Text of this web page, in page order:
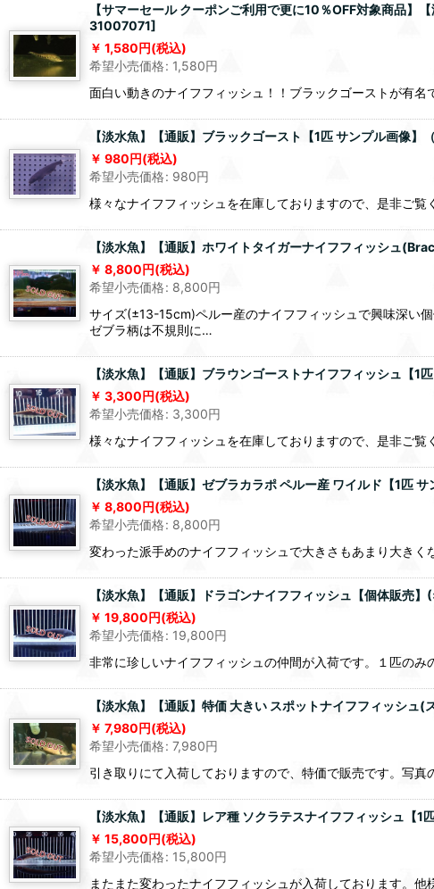
【サマーセール クーポンご利用で更に10％OFF対象商品
31007071]
1,580円(税込)
希望小売価格: 1,580円
面白い動きのナイフフィッシュ！！ブラックゴーストが有名
【淡水魚】【通販】ブラックゴースト【1匹 サンプル画像
980円(税込)
希望小売価格: 980円
様々なナイフフィッシュを在庫しておりますので、是非ご覧
【淡水魚】【通販】ホワイトタイガーナイフフィッシュ
8,800円(税込)
希望小売価格: 8,800円
サイズ(±13-15cm)ペルー産のナイフフィッシュで興味深い
ゼブラ柄は不規則に…
【淡水魚】【通販】ブラウンゴーストナイフフィッシュ
3,300円(税込)
希望小売価格: 3,300円
様々なナイフフィッシュを在庫しておりますので、是非ご覧
【淡水魚】【通販】ゼブラカラポ ペルー産 ワイルド【1
8,800円(税込)
希望小売価格: 8,800円
変わった派手めのナイフフィッシュで大きさもあまり大き
【淡水魚】【通販】ドラゴンナイフフィッシュ【個体販売
19,800円(税込)
希望小売価格: 19,800円
非常に珍しいナイフフィッシュの仲間が入荷です。１匹のみ
【淡水魚】【通販】特価 大きい スポットナイフフィッシ
7,980円(税込)
希望小売価格: 7,980円
引き取りにて入荷しておりますので、特価で販売です。写真
【淡水魚】【通販】レア種 ソクラテスナイフフィッシュ
15,800円(税込)
希望小売価格: 15,800円
またまた変わったナイフフィッシュが入荷しております。